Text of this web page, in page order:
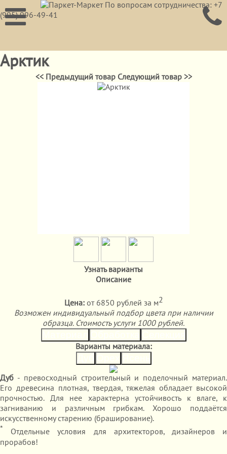
По вопросам сотрудничества: +7
(995) 996-49-41
Арктик
<< Предыдущий товар Следующий товар >>
Узнать варианты
Описание
Цена: от 6850 рублей за м2
Возможен индивидуальный подбор цвета при наличии
образца. Стоимость услуги 1000 рублей.
Варианты материала:
Дуб - превосходный строительный и поделочный материал.
Его древесина плотная, твердая, тяжелая обладает высокой
прочностью. Для нее характерна устойчивость к влаге, к
загниванию и различным грибкам. Хорошо поддаётся
искусственному старению (браширование).
* Отдельные условия для архитекторов, дизайнеров и
прорабов!